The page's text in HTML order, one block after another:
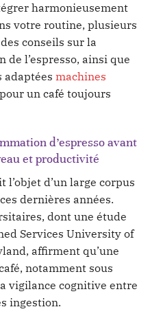
harmonieusement
votre routine, plusieurs
conseils sur la
l’espresso, ainsi que
adaptées machines
pour un café toujours
d’espresso avant
et productivité
l’objet d’un large corpus
dernières années.
dont une étude
Services University of
affirment qu’une
notamment sous
vigilance cognitive entre
ingestion.